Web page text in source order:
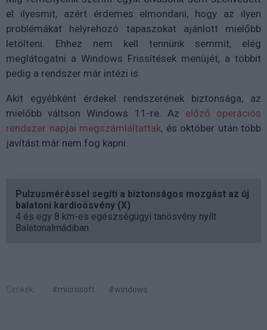
el ilyesmit, azért érdemes elmondani, hogy az ilyen
problémákat helyrehozó tapaszokat ajánlott mielőbb
letölteni. Ehhez nem kell tennünk semmit, elég
meglátogatni a Windows Frissítések menüjét, a többit
pedig a rendszer már intézi is.
Akit egyébként érdekel rendszerének biztonsága, az
mielőbb váltson Windows 11-re. Az előző operációs
rendszer napjai megszámláltattak, és október után több
javítást már nem fog kapni.
Pulzusméréssel segíti a biztonságos mozgást az új
balatoni kardioösvény (X)
4 és egy 8 km-es egészségügyi tanösvény nyílt
Balatonalmádiban.
Címkék: #microsoft #windows